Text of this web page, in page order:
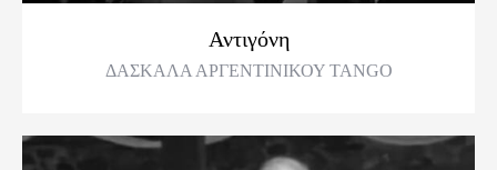
Αντιγόνη
ΔΑΣΚΑΛΑ ΑΡΓΕΝΤΙΝΙΚΟΥ TANGO